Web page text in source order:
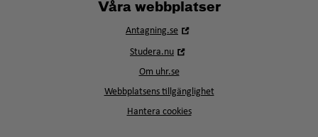
Våra webbplatser
Antagning.se
Studera.nu
fönster
Om uhr.se
Webbplatsens tillgänglighet
Hantera cookies